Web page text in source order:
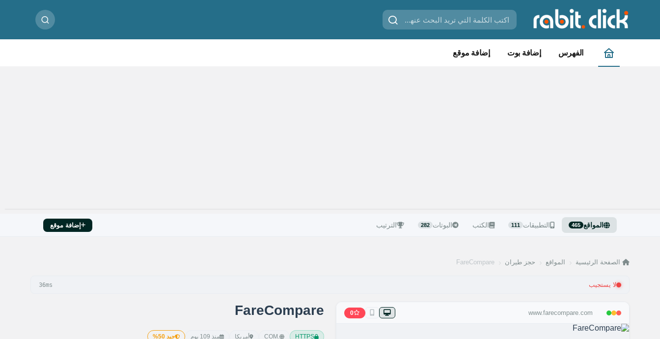
الفهرس إضافة بوت إضافة موقع
المواقع 465 التطبيقات 111 الكتب البوتات 282 الترتيب إضافة موقع
الصفحة الرئيسية المواقع حجز طيران FareCompare
لا يستجيب 36ms
www.farecompare.com
0
FareCompare
HTTPS أمريكا منذ 109 يوم جيد 50%